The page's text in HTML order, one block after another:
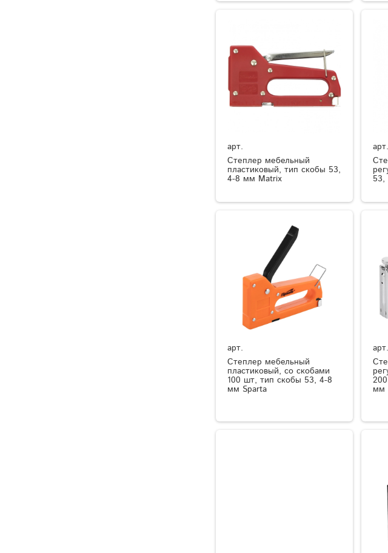
арт.
Степлер мебельный
пластиковый, тип скобы 53,
4-8 мм Matrix
арт.
арт.
Степлер мебельный
пластиковый, со скобами
100 шт, тип скобы 53, 4-8
мм Sparta
арт.
мм